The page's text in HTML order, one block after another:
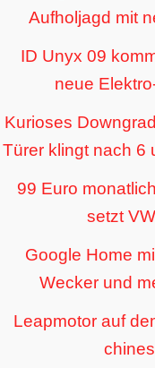
Aufholjagd mit
ID Unyx 09
neue
Kurioses
Türer klingt nach 6
99 Euro
setzt
Google Home
Wecker und
Leapmotor auf